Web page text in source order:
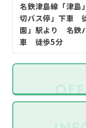
名鉄津島線「津
切バス停」下車
園」駅より 名鉄
車 徒歩5分